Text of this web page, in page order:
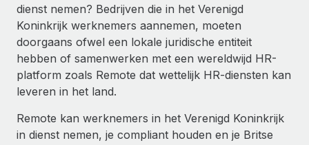
dienst nemen? Bedrijven die in het Verenigd
Koninkrijk werknemers aannemen, moeten
doorgaans ofwel een lokale juridische entiteit
hebben of samenwerken met een wereldwijd HR-
platform zoals Remote dat wettelijk HR-diensten kan
leveren in het land.
Remote kan werknemers in het Verenigd Koninkrijk
in dienst nemen, je compliant houden en je Britse